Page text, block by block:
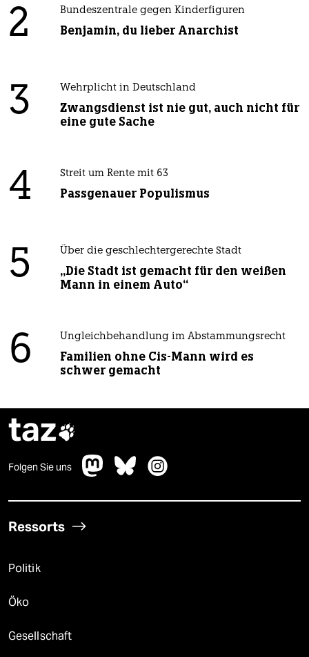
2 Bundeszentrale gegen Kinderfiguren
Benjamin, du lieber Anarchist
3 Wehrplicht in Deutschland
Zwangsdienst ist nie gut, auch nicht für
eine gute Sache
4 Streit um Rente mit 63
Passgenauer Populismus
5 Über die geschlechtergerechte Stadt
„Die Stadt ist gemacht für den weißen
Mann in einem Auto“
6 Ungleichbehandlung im Abstammungsrecht
Familien ohne Cis-Mann wird es
schwer gemacht
taz
Folgen Sie uns
Ressorts
Politik
Öko
Gesellschaft